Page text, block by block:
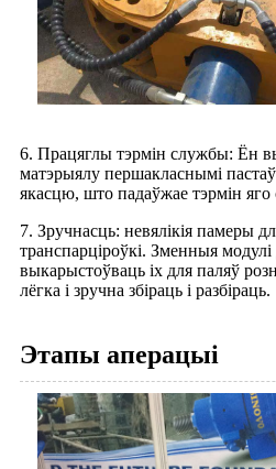
6. Працяглы тэрмін службы: Ён
матэрыялу першакласнымі
якасцю, што падаўжае тэрмін
7. Зручнасць: невялікія памеры
транспарціроўкі. Зменныя
выкарыстоўваць іх для паляў
лёгка і зручна збіраць і разбіраць.
Этапы аперацыі